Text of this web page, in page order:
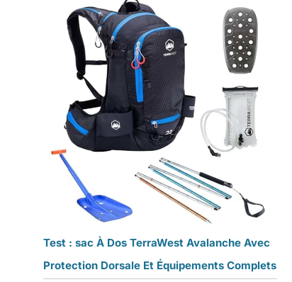
Test : sac À Dos TerraWest Avalanche Avec
Protection Dorsale Et Équipements Complets